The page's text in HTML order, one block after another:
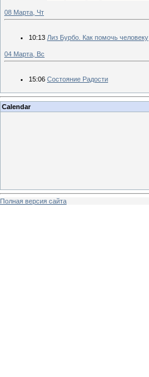
08 Марта, Чт
10:13 Лиз Бурбо. Как помочь человеку
04 Марта, Вс
15:06 Состояние Радости
Calendar
Полная версия сайта